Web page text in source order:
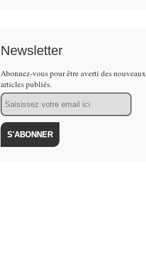
Newsletter
Abonnez-vous pour être averti des nouveaux
articles publiés.
Email